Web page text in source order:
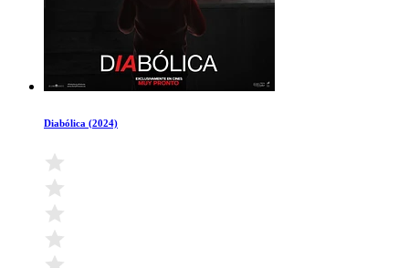
Diabólica (2024)